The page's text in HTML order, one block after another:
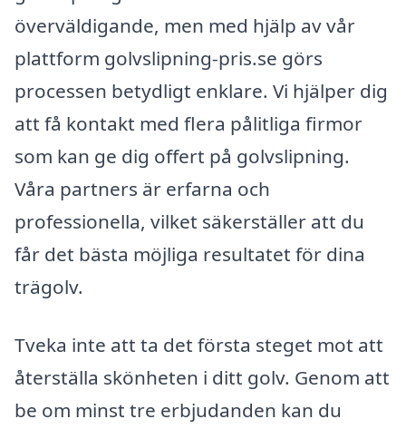
överväldigande, men med hjälp av vår
plattform golvslipning-pris.se görs
processen betydligt enklare. Vi hjälper dig
att få kontakt med flera pålitliga firmor
som kan ge dig offert på golvslipning.
Våra partners är erfarna och
professionella, vilket säkerställer att du
får det bästa möjliga resultatet för dina
trägolv.
Tveka inte att ta det första steget mot att
återställa skönheten i ditt golv. Genom att
be om minst tre erbjudanden kan du